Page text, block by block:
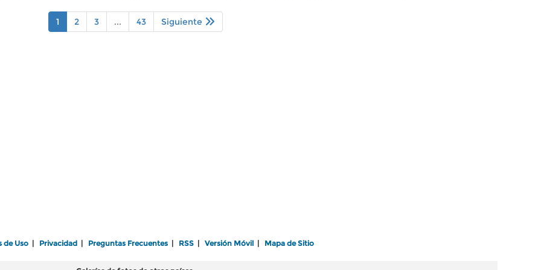
1 2 3 ... 43 Siguiente
de Uso Privacidad Preguntas Frecuentes RSS Versión Móvil Mapa de Sitio